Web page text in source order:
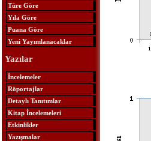
Türe Göre
Yıla Göre
Puana Göre
Yeni Yayımlanacaklar
Yazılar
İncelemeler
Röportajlar
Detaylı Tanıtımlar
Kitap İncelemeleri
Etkinlikler
Yazışmalar